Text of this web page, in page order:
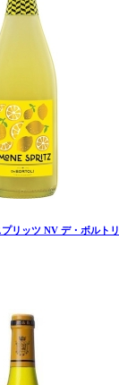
リッツ NV デ・ボルトリ